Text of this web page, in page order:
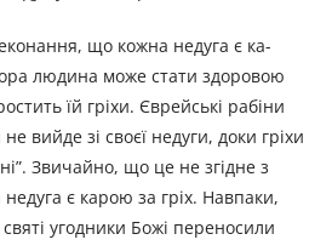
що кожна недуга є ка-
людина може стати здоровою
їй гріхи. Єврейські рабіни
вийде зі своєї недуги, доки гріхи
Звичайно, що це не згідне з
є карою за гріх. Навпаки,
угодники Божі переносили